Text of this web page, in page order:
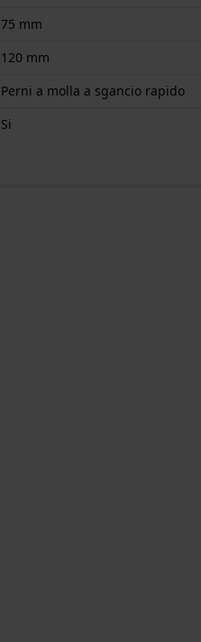
75 mm
120 mm
Perni a molla a sgancio rapido
Si